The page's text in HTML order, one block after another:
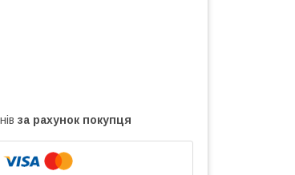
за рахунок покупця